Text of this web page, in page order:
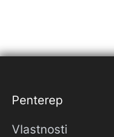
Penterep
Vlastnosti